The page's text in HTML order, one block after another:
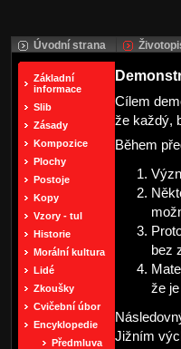
Úvodní strana
Základní
informace
Slib
Zásady
Kompozice
Plochy
Postoje
Kopy
Vzory - tul
Historie
Morální kultura
Lidé
Zkoušky
Cvičební úbor
Encyklopedie
Předmluva
Cílem
že každý,
Během
bez
že
Jižním